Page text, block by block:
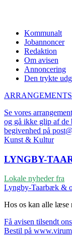
Kommunalt
Jobannoncer
Redaktion
Om avisen
Annoncering
Den trykte
Se vores
og gå ikke glip af de
begivenhed på
Kunst & Kultur
LYNGBY-
Lokale nyheder fra
Lyngby-Taarbæk &
Hos os kan alle læse
Få avisen tilsendt
Bestil på